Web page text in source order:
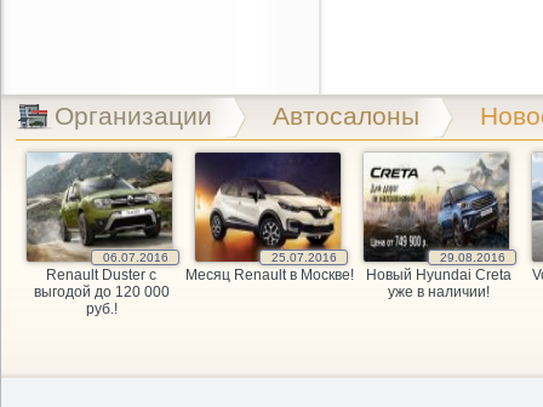
Организации Автосалоны
06.07.2016
Renault Duster с
выгодой до 120 000
руб.!
25.07.2016
Месяц Renault в Москве!
29.08.2016
Новый Hyundai Creta
уже в наличии!